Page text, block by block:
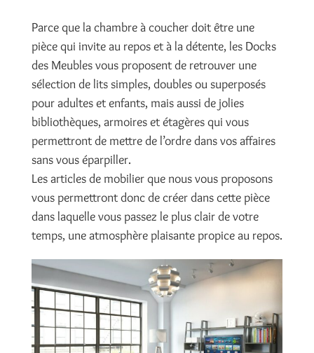
Parce que la chambre à coucher doit être une
pièce qui invite au repos et à la détente, les Docks
des Meubles vous proposent de retrouver une
sélection de lits simples, doubles ou superposés
pour adultes et enfants, mais aussi de jolies
bibliothèques, armoires et étagères qui vous
permettront de mettre de l’ordre dans vos affaires
sans vous éparpiller.
Les articles de mobilier que nous vous proposons
vous permettront donc de créer dans cette pièce
dans laquelle vous passez le plus clair de votre
temps, une atmosphère plaisante propice au repos.